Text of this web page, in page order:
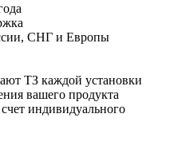
СНГ и Европы
ТЗ каждой установки
вашего продукта
индивидуального